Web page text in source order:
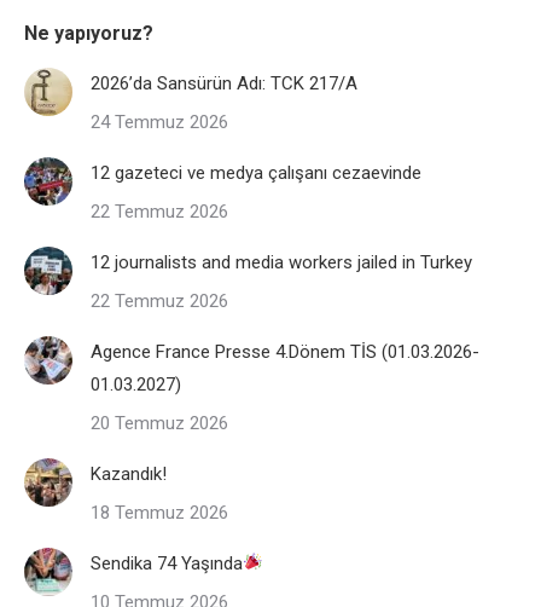
Ne yapıyoruz?
2026’da Sansürün Adı: TCK 217/A
24 Temmuz 2026
12 gazeteci ve medya çalışanı cezaevinde
22 Temmuz 2026
12 journalists and media workers jailed in Turkey
22 Temmuz 2026
Agence France Presse 4.Dönem TİS (01.03.2026-
01.03.2027)
20 Temmuz 2026
Kazandık!
18 Temmuz 2026
Sendika 74 Yaşında
10 Temmuz 2026